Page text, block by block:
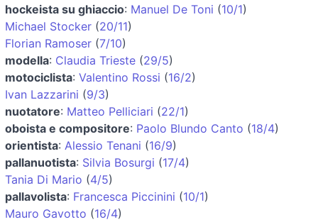
hockeista su ghiaccio: Manuel De Toni (10/1)
Michael Stocker (20/11)
Florian Ramoser (7/10)
modella: Claudia Trieste (29/5)
motociclista: Valentino Rossi (16/2)
Ivan Lazzarini (9/3)
nuotatore: Matteo Pelliciari (22/1)
oboista e compositore: Paolo Blundo Canto (18/4)
orientista: Alessio Tenani (16/9)
pallanuotista: Silvia Bosurgi (17/4)
Tania Di Mario (4/5)
pallavolista: Francesca Piccinini (10/1)
Mauro Gavotto (16/4)